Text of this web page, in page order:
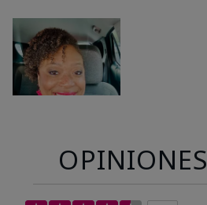
OPINIONES